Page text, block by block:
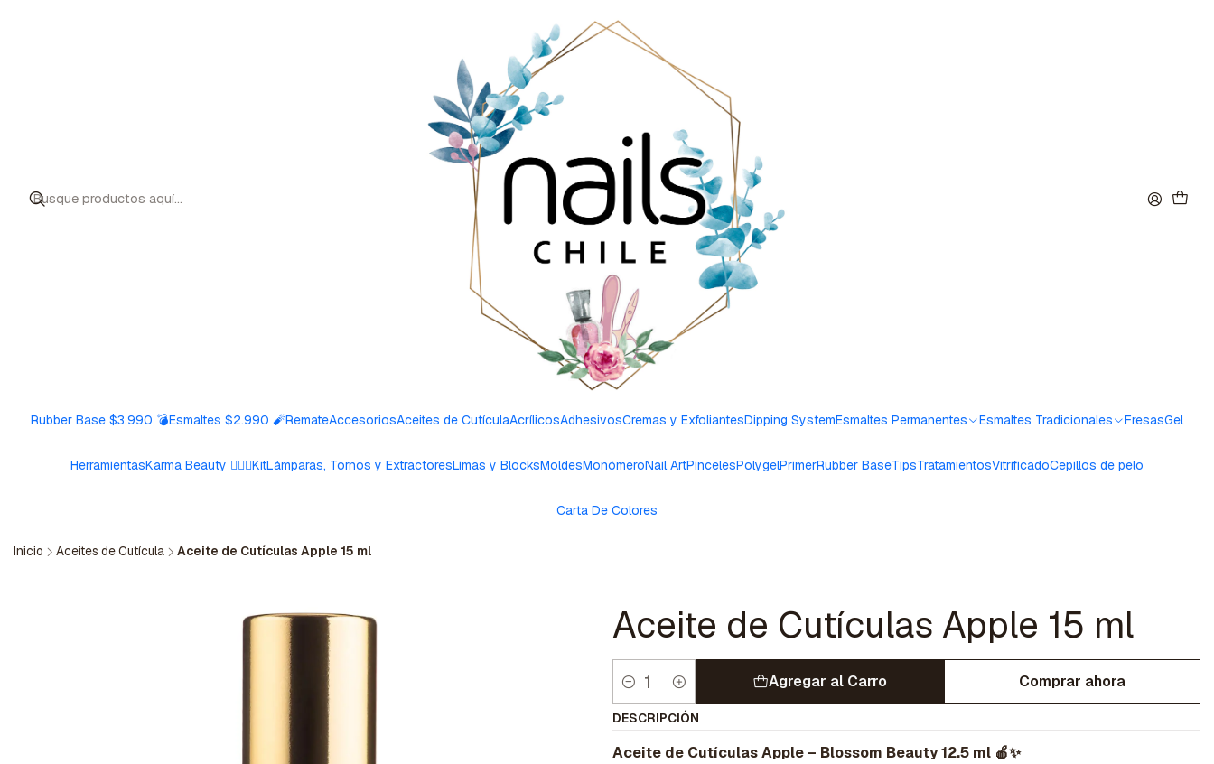
Rubber Base $3.990 💣Esmaltes $2.990 🧨RemateAccesoriosAceites de CutículaAcrílicosAdhesivosCremas y ExfoliantesDipping SystemEsmaltes Permanentes Esmaltes Tradicionales FresasGel
HerramientasKarma Beauty 🧘🏼‍♀️KitLámparas, Tornos y ExtractoresLimas y BlocksMoldesMonómeroNail ArtPincelesPolygelPrimerRubber BaseTipsTratamientosVitrificadoCepillos de pelo
Carta De Colores
Inicio Aceites de Cutícula Aceite de Cutículas Apple 15 ml
Aceite de Cutículas Apple 15 ml
Cantidad
Agregar al Carro Comprar ahora
DESCRIPCIÓN
Aceite de Cutículas Apple – Blossom Beauty 12.5 ml 🍎✨